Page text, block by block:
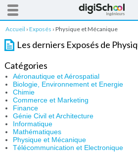
Accueil › Exposés › Physique et Mécanique
Les derniers Exposés de
Catégories
Aéronautique et Aérospatial
Biologie, Environnement et Energie
Chimie
Commerce et Marketing
Finance
Génie Civil et Architecture
Informatique
Mathématiques
Physique et Mécanique
Télécommunication et Electronique